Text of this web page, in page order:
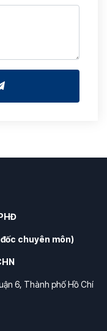
chuyên môn)
6, Thành phố Hồ Chí